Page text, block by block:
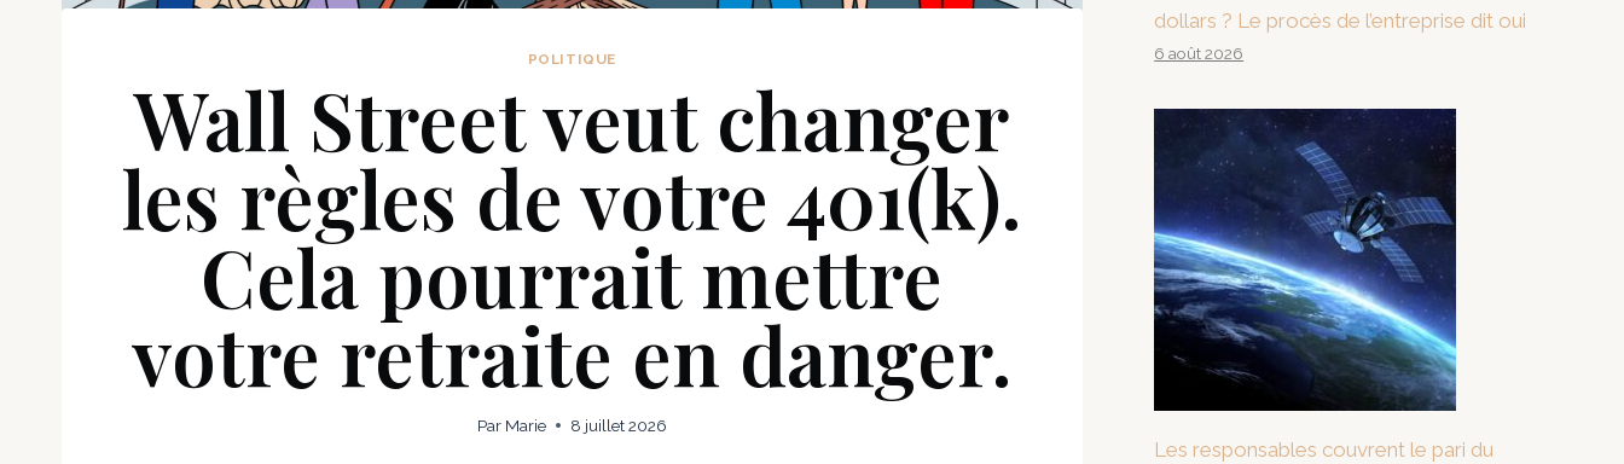
POLITIQUE
Wall Street veut changer
les règles de votre 401(k).
Cela pourrait mettre
votre retraite en danger.
Par Marie 8 juillet 2026
dollars ? Le procès de l’entreprise dit oui
6 août 2026
Les responsables couvrent le pari du